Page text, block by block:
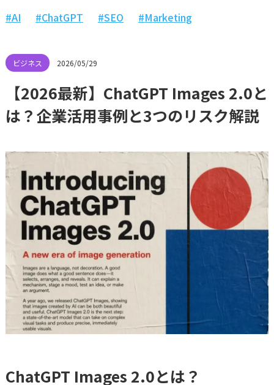
2026/05/29
AI ChatGPT SEO Marketing
【2026最新】ChatGPT Images 2.0と
は？企業活用事例と3つのリスク解説
ChatGPT Images 2.0とは？